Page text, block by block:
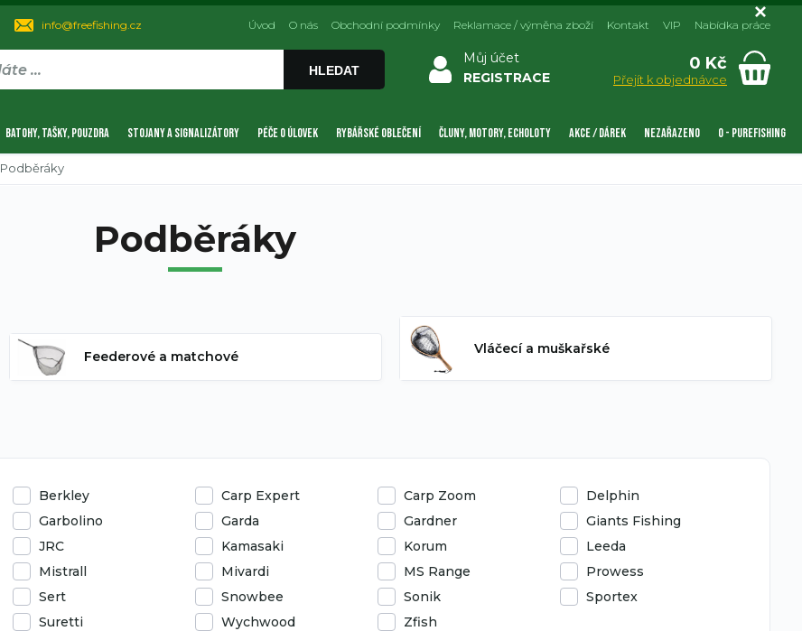
info@freefishing.cz
HLEDAT
Můj účet
REGISTRACE
0 Kč
Přejít k objednávce
Úvod O nás Obchodní podmínky Reklamace / výměna zboží Kontakt VIP Nabídka práce
BATOHY, TAŠKY, POUZDRA STOJANY A SIGNALIZÁTORY PÉČE O ÚLOVEK RYBÁŘSKÉ OBLEČENÍ ČLUNY, MOTORY, ECHOLOTY AKCE / DÁREK NEZAŘAZENO 0 - PUREFISHING
Podběráky
Podběráky
Feederové a matchové Vláčecí a muškařské
Berkley Carp Expert Carp Zoom
Delphin
Garbolino Garda Gardner
Giants Fishing
JRC Kamasaki Korum
Leeda
Mistrall Mivardi MS Range
Prowess
Sert Snowbee Sonik
Sportex
Suretti Wychwood Zfish